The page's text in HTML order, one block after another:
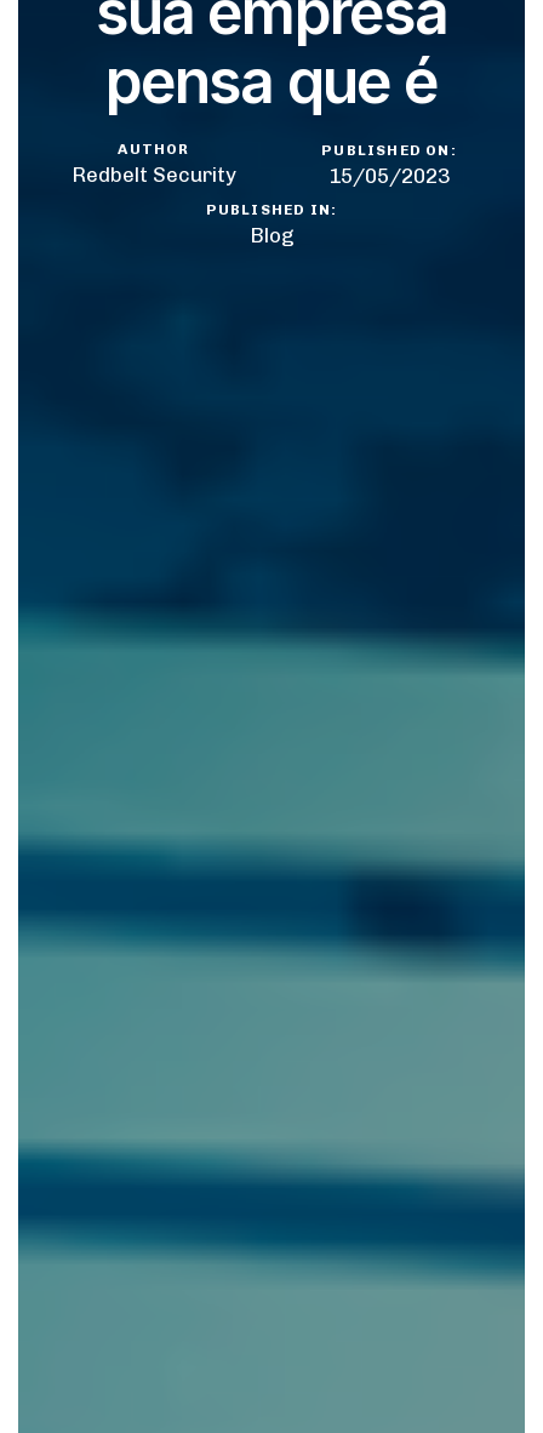
pensa que é
AUTHOR
Redbelt Security
PUBLISHED ON:
15/05/2023
PUBLISHED IN:
Blog